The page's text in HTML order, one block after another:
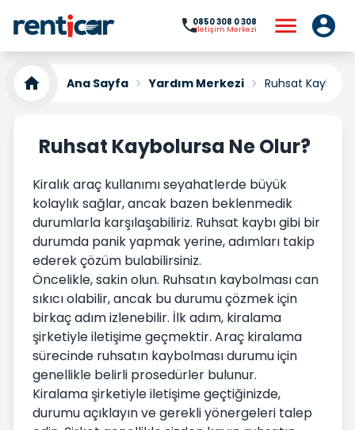
0850 308 0 308
İletişim Merkezi
Ana Sayfa Yardım Merkezi Ruhsat
Ruhsat Kaybolursa Ne Olur?
Kiralık araç kullanımı seyahatlerde büyük
kolaylık sağlar, ancak bazen beklenmedik
durumlarla karşılaşabiliriz. Ruhsat kaybı gibi bir
durumda panik yapmak yerine, adımları takip
ederek çözüm bulabilirsiniz.
Öncelikle, sakin olun. Ruhsatın kaybolması can
sıkıcı olabilir, ancak bu durumu çözmek için
birkaç adım izlenebilir. İlk adım, kiralama
şirketiyle iletişime geçmektir. Araç kiralama
sürecinde ruhsatın kaybolması durumu için
genellikle belirli prosedürler bulunur.
Kiralama şirketiyle iletişime geçtiğinizde,
durumu açıklayın ve gerekli yönergeleri talep